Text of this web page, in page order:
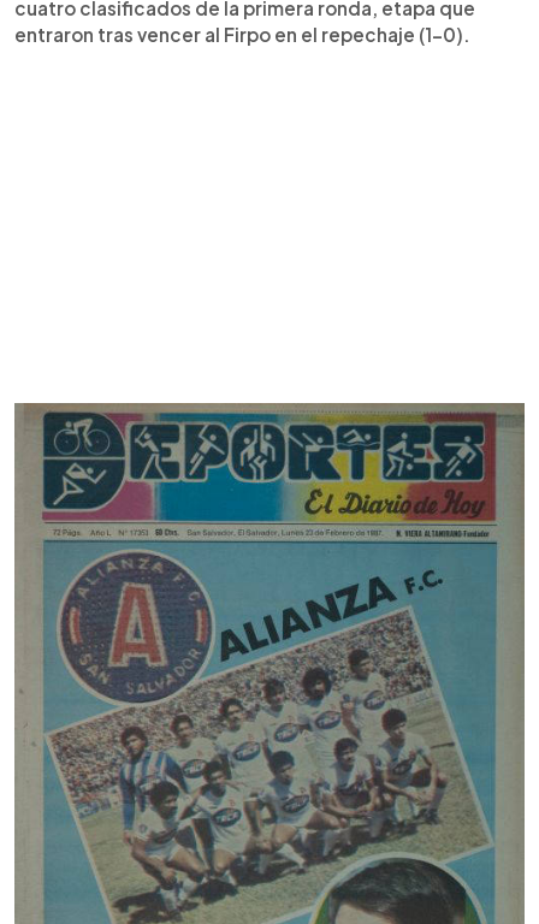
cuatro clasificados de la primera ronda, etapa que
entraron tras vencer al Firpo en el repechaje (1-0).